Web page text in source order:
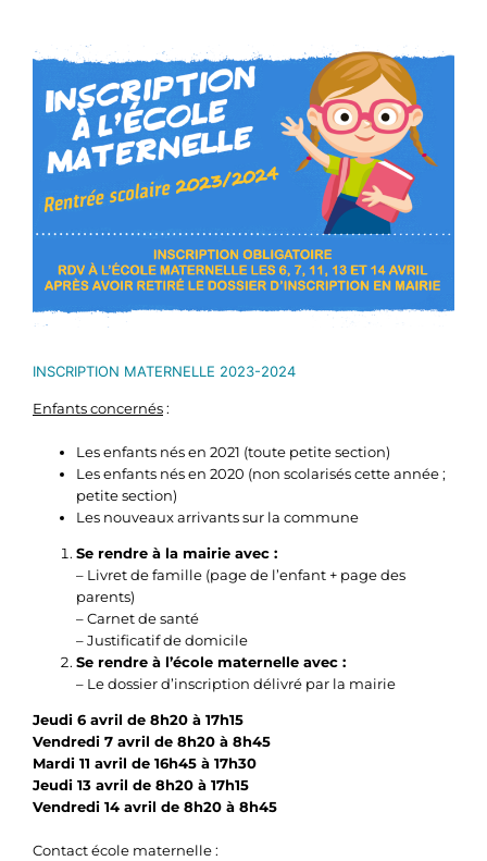
Voir
agrandie
INSCRIPTION MATERNELLE 2023-2024
Enfants concernés:
Les enfants nés en 2021 (toute petite section)
Les enfants nés en 2020 (non scolarisés cette année ;
petite section)
Les nouveaux arrivants sur la commune
Se rendre à la mairie avec :
– Livret de famille (page de l’enfant + page des
parents)
– Carnet de santé
– Justificatif de domicile
Se rendre à l’école maternelle avec :
– Le dossier d’inscription délivré par la mairie
Jeudi 6 avril de 8h20 à 17h15
Vendredi 7 avril de 8h20 à 8h45
Mardi 11 avril de 16h45 à 17h30
Jeudi 13 avril de 8h20 à 17h15
Vendredi 14 avril de 8h20 à 8h45
Contact école maternelle :